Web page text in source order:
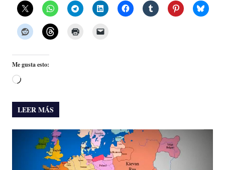
Me gusta esto:
Cargando...
LEER MÁS